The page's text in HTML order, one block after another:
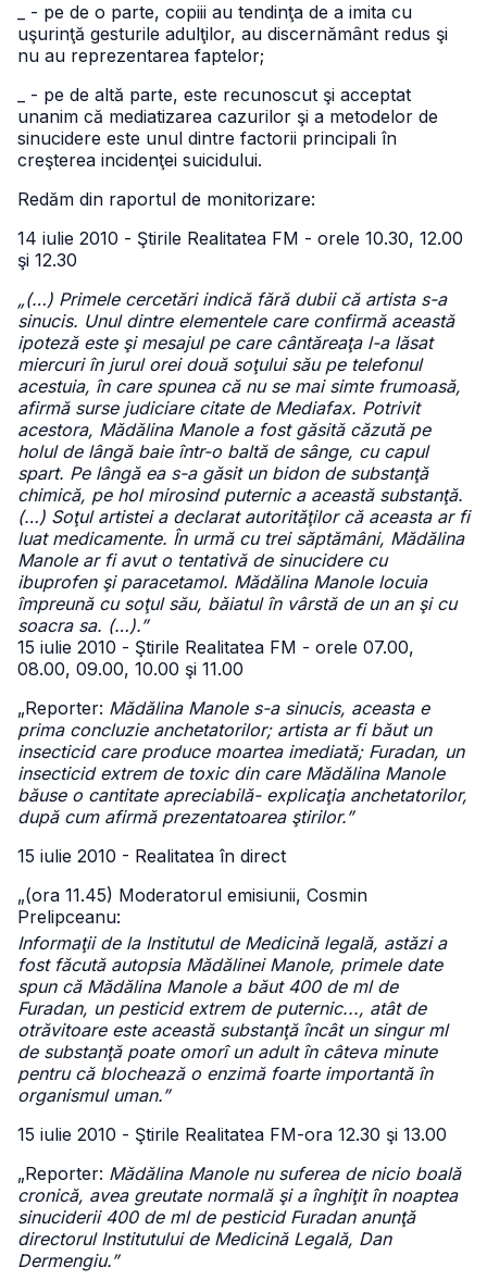
_ - pe de o parte, copiii au tendinţa de a imita cu
uşurinţă gesturile adulţilor, au discernământ redus şi
nu au reprezentarea faptelor;
_ - pe de altă parte, este recunoscut şi acceptat
unanim că mediatizarea cazurilor şi a metodelor de
sinucidere este unul dintre factorii principali în
creşterea incidenţei suicidului.
Redăm din raportul de monitorizare:
14 iulie 2010 - Ştirile Realitatea FM - orele 10.30, 12.00
şi 12.30
„(…) Primele cercetări indică fără dubii că artista s-a
sinucis. Unul dintre elementele care confirmă această
ipoteză este şi mesajul pe care cântăreaţa l-a lăsat
miercuri în jurul orei două soţului său pe telefonul
acestuia, în care spunea că nu se mai simte frumoasă,
afirmă surse judiciare citate de Mediafax. Potrivit
acestora, Mădălina Manole a fost găsită căzută pe
holul de lângă baie într-o baltă de sânge, cu capul
spart. Pe lângă ea s-a găsit un bidon de substanţă
chimică, pe hol mirosind puternic a această substanţă.
(…) Soţul artistei a declarat autorităţilor că aceasta ar fi
luat medicamente. În urmă cu trei săptămâni, Mădălina
Manole ar fi avut o tentativă de sinucidere cu
ibuprofen şi paracetamol. Mădălina Manole locuia
împreună cu soţul său, băiatul în vârstă de un an şi cu
soacra sa. (…).”
15 iulie 2010 - Ştirile Realitatea FM - orele 07.00,
08.00, 09.00, 10.00 şi 11.00
„Reporter: Mădălina Manole s-a sinucis, aceasta e
prima concluzie anchetatorilor; artista ar fi băut un
insecticid care produce moartea imediată; Furadan, un
insecticid extrem de toxic din care Mădălina Manole
băuse o cantitate apreciabilă- explicaţia anchetatorilor,
după cum afirmă prezentatoarea ştirilor.”
15 iulie 2010 - Realitatea în direct
„(ora 11.45) Moderatorul emisiunii, Cosmin
Prelipceanu:
Informaţii de la Institutul de Medicină legală, astăzi a
fost făcută autopsia Mădălinei Manole, primele date
spun că Mădălina Manole a băut 400 de ml de
Furadan, un pesticid extrem de puternic..., atât de
otrăvitoare este această substanţă încât un singur ml
de substanţă poate omorî un adult în câteva minute
pentru că blochează o enzimă foarte importantă în
organismul uman.”
15 iulie 2010 - Ştirile Realitatea FM-ora 12.30 şi 13.00
„Reporter: Mădălina Manole nu suferea de nicio boală
cronică, avea greutate normală şi a înghiţit în noaptea
sinuciderii 400 de ml de pesticid Furadan anunţă
directorul Institutului de Medicină Legală, Dan
Dermengiu.”